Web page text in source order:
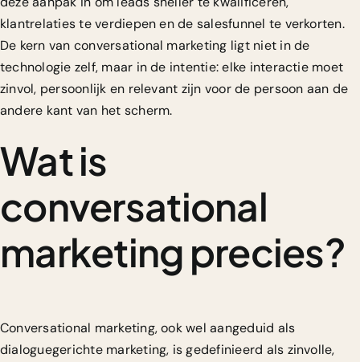
klantrelaties te verdiepen en de salesfunnel te verkorten.
De kern van conversational marketing ligt niet in de
technologie zelf, maar in de intentie: elke interactie moet
zinvol, persoonlijk en relevant zijn voor de persoon aan de
andere kant van het scherm.
Wat is
conversational
marketing precies?
Conversational marketing, ook wel aangeduid als
dialoguegerichte marketing, is gedefinieerd als zinvolle,